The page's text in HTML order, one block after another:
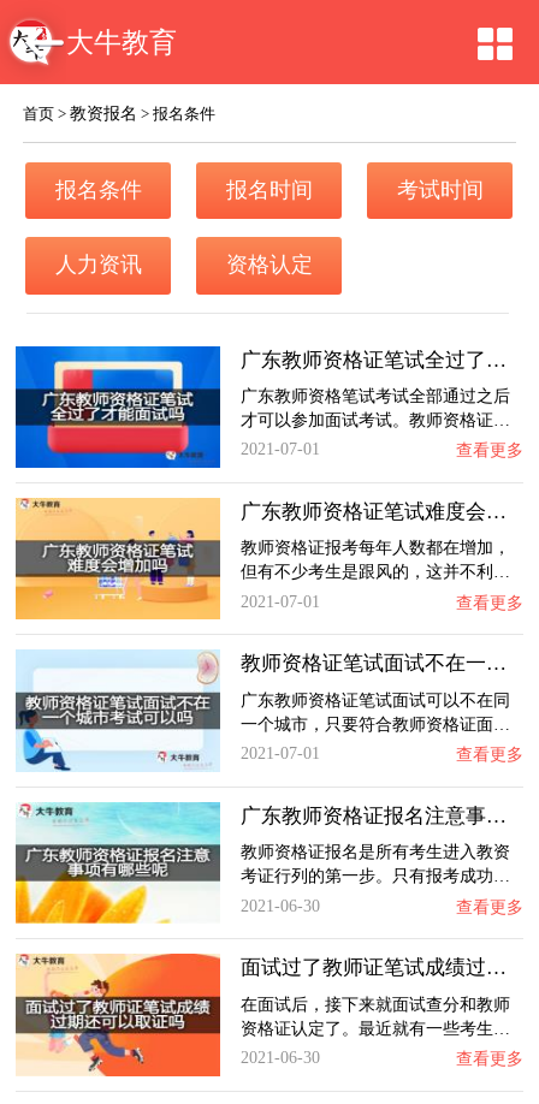
大牛教育
首页 >教资报名 >报名条件
报名条件 报名时间 考试时间
人力资讯 资格认定
广东教师资格证笔试全过了才能面试吗？
广东教师资格笔试考试全部通过之后
才可以参加面试考试。教师资格证…
2021-07-01
查看更多
广东教师资格证笔试难度会增加吗？
教师资格证报考每年人数都在增加，
但有不少考生是跟风的，这并不利…
2021-07-01
查看更多
教师资格证笔试面试不在一个城市考试可以吗？…
广东教师资格证笔试面试可以不在同
一个城市，只要符合教师资格证面…
2021-07-01
查看更多
广东教师资格证报名注意事项有哪些呢？
教师资格证报名是所有考生进入教资
考证行列的第一步。只有报考成功…
2021-06-30
查看更多
面试过了教师证笔试成绩过期还可以取证吗？
在面试后，接下来就面试查分和教师
资格证认定了。最近就有一些考生…
2021-06-30
查看更多